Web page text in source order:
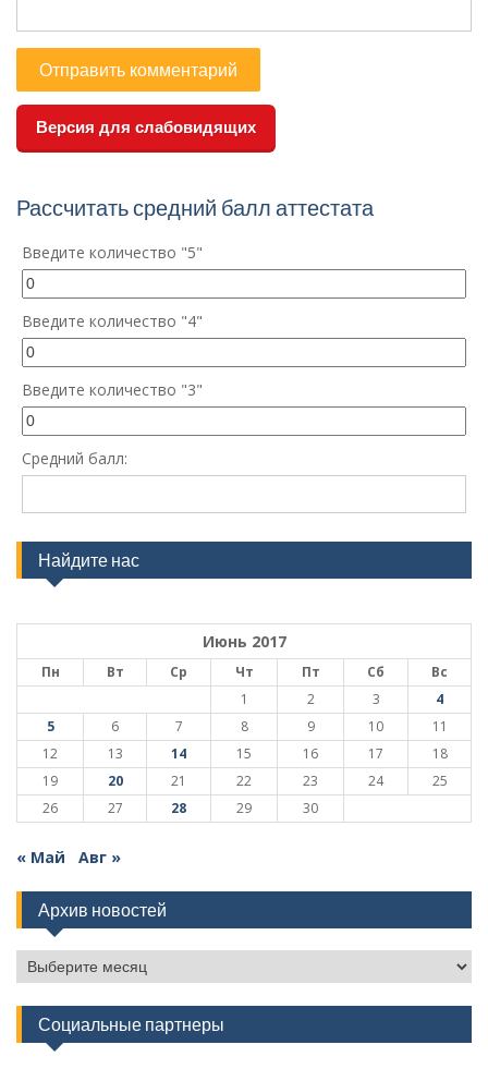
Версия для слабовидящих
Рассчитать средний балл аттестата
Введите количество "5"
Введите количество "4"
Введите количество "3"
Средний балл:
Найдите нас
Июнь 2017
Пн Вт Ср Чт Пт Сб
Вс
1
2 3
4
5
6 7 8 9 10
11
12
13 14 15 16 17
18
19
20 21 22 23 24
25
26
27 28 29 30
« Май Авг »
Архив новостей
Архив
новостей
Социальные партнеры